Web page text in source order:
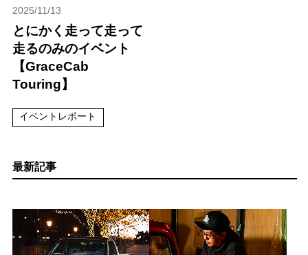
2025/11/13
とにかく走って走って
走るのみのイベント
【GraceCab
Touring】
イベントレポート
最新記事